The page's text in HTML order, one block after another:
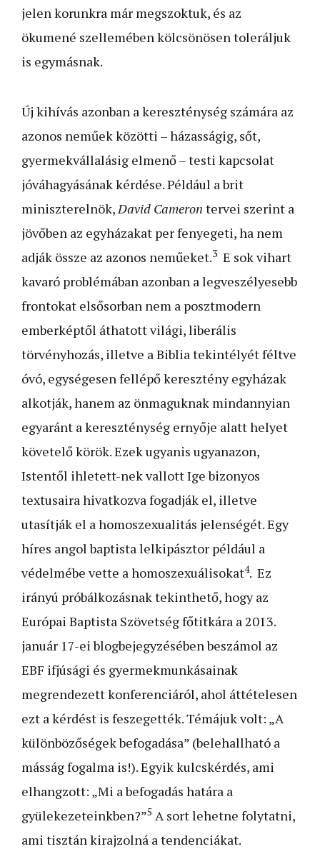
jelen korunkra már megszoktuk, és az
ökumené szellemében kölcsönösen toleráljuk
is egymásnak.
Új kihívás azonban a kereszténység számára az
azonos neműek közötti – házasságig, sőt,
gyermekvállalásig elmenő – testi kapcsolat
jóváhagyásának kérdése. Például a brit
miniszterelnök, David Cameron tervei szerint a
jövőben az egyházakat per fenyegeti, ha nem
adják össze az azonos neműeket.3E sok vihart
kavaró problémában azonban a legveszélyesebb
frontokat elsősorban nem a posztmodern
emberképtől áthatott világi, liberális
törvényhozás, illetve a Biblia tekintélyét féltve
óvó, egységesen fellépő keresztény egyházak
alkotják, hanem az önmaguknak mindannyian
egyaránt a kereszténység ernyője alatt helyet
követelő körök. Ezek ugyanis ugyanazon,
Istentől ihletett-nek vallott Ige bizonyos
textusaira hivatkozva fogadják el, illetve
utasítják el a homoszexualitás jelenségét. Egy
híres angol baptista lelkipásztor például a
védelmébe vette a homoszexuálisokat4. Ez
irányú próbálkozásnak tekinthető, hogy az
Európai Baptista Szövetség főtitkára a 2013.
január 17-ei blogbejegyzésében beszámol az
EBF ifjúsági és gyermekmunkásainak
megrendezett konferenciáról, ahol áttételesen
ezt a kérdést is feszegették. Témájuk volt: „A
különbözőségek befogadása” (belehallható a
másság fogalma is!). Egyik kulcskérdés, ami
elhangzott: „Mi a befogadás határa a
gyülekezeteinkben?”5 A sort lehetne folytatni,
ami tisztán kirajzolná a tendenciákat.